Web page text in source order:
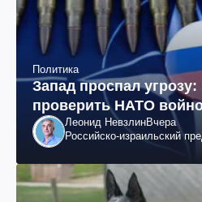
Политика
Запад проспал
проверить НАТО
Леонид НевзлинВчера
Российско-израильский
"ЮКОСа"